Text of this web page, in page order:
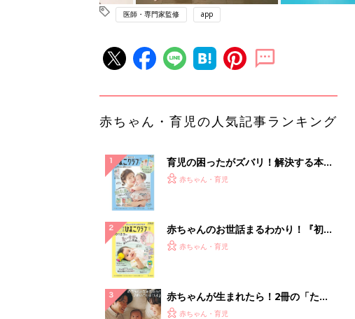
医師・専門家監修 app
赤ちゃん・育児の人気記事ランキング
育児の困ったがズバリ！解決する本
『ひよこクラブ 夏号』 4カ月～2才
赤ちゃん・育児
赤ちゃんのお世話まるわかり！『初め
てのひよこクラブ 夏号』〈巻頭大特
赤ちゃん・育児
赤ちゃんが生まれたら！2冊の「たま
ひよ」
赤ちゃん・育児